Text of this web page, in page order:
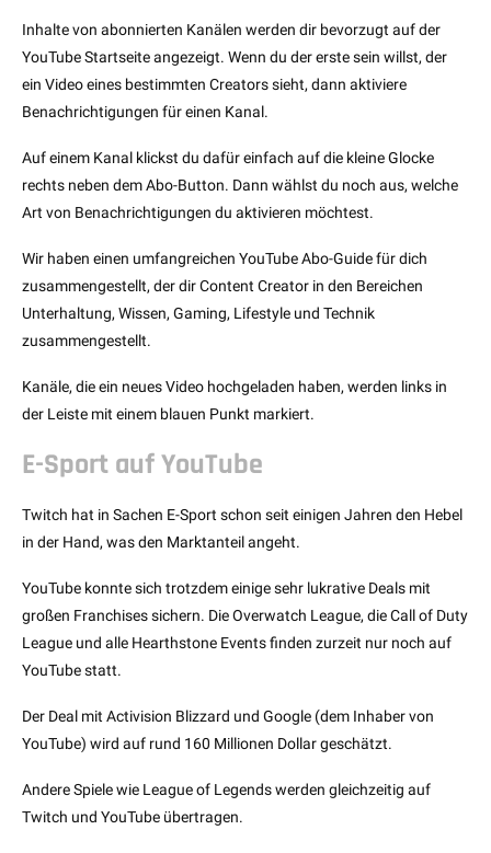
Inhalte von abonnierten Kanälen werden dir bevorzugt auf der
YouTube Startseite angezeigt. Wenn du der erste sein willst, der
ein Video eines bestimmten Creators sieht, dann aktiviere
Benachrichtigungen für einen Kanal.
Auf einem Kanal klickst du dafür einfach auf die kleine Glocke
rechts neben dem Abo-Button. Dann wählst du noch aus, welche
Art von Benachrichtigungen du aktivieren möchtest.
Wir haben einen umfangreichen YouTube Abo-Guide für dich
zusammengestellt, der dir Content Creator in den Bereichen
Unterhaltung, Wissen, Gaming, Lifestyle und Technik
zusammengestellt.
Kanäle, die ein neues Video hochgeladen haben, werden links in
der Leiste mit einem blauen Punkt markiert.
E-Sport auf YouTube
Twitch hat in Sachen E-Sport schon seit einigen Jahren den Hebel
in der Hand, was den Marktanteil angeht.
YouTube konnte sich trotzdem einige sehr lukrative Deals mit
großen Franchises sichern. Die Overwatch League, die Call of Duty
League und alle Hearthstone Events finden zurzeit nur noch auf
YouTube statt.
Der Deal mit Activision Blizzard und Google (dem Inhaber von
YouTube) wird auf rund 160 Millionen Dollar geschätzt.
Andere Spiele wie League of Legends werden gleichzeitig auf
Twitch und YouTube übertragen.